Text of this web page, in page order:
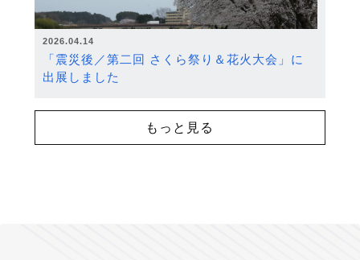
2026.04.14
「震災後／第二回 さくら祭り＆花火大会」に
出展しました
もっと見る